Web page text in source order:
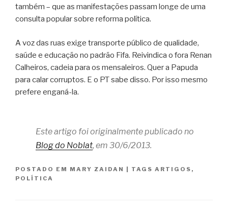
também – que as manifestações passam longe de uma
consulta popular sobre reforma política.
A voz das ruas exige transporte público de qualidade,
saúde e educação no padrão Fifa. Reivindica o fora Renan
Calheiros, cadeia para os mensaleiros. Quer a Papuda
para calar corruptos. E o PT sabe disso. Por isso mesmo
prefere enganá-la.
Este artigo foi originalmente publicado no
Blog do Noblat, em 30/6/2013.
POSTADO EM MARY ZAIDAN TAGS ARTIGOS ,
POLÍTICA